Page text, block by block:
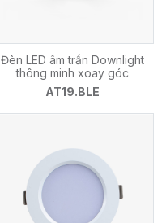
Đèn LED âm trần Downlight
thông minh xoay góc
AT19.BLE